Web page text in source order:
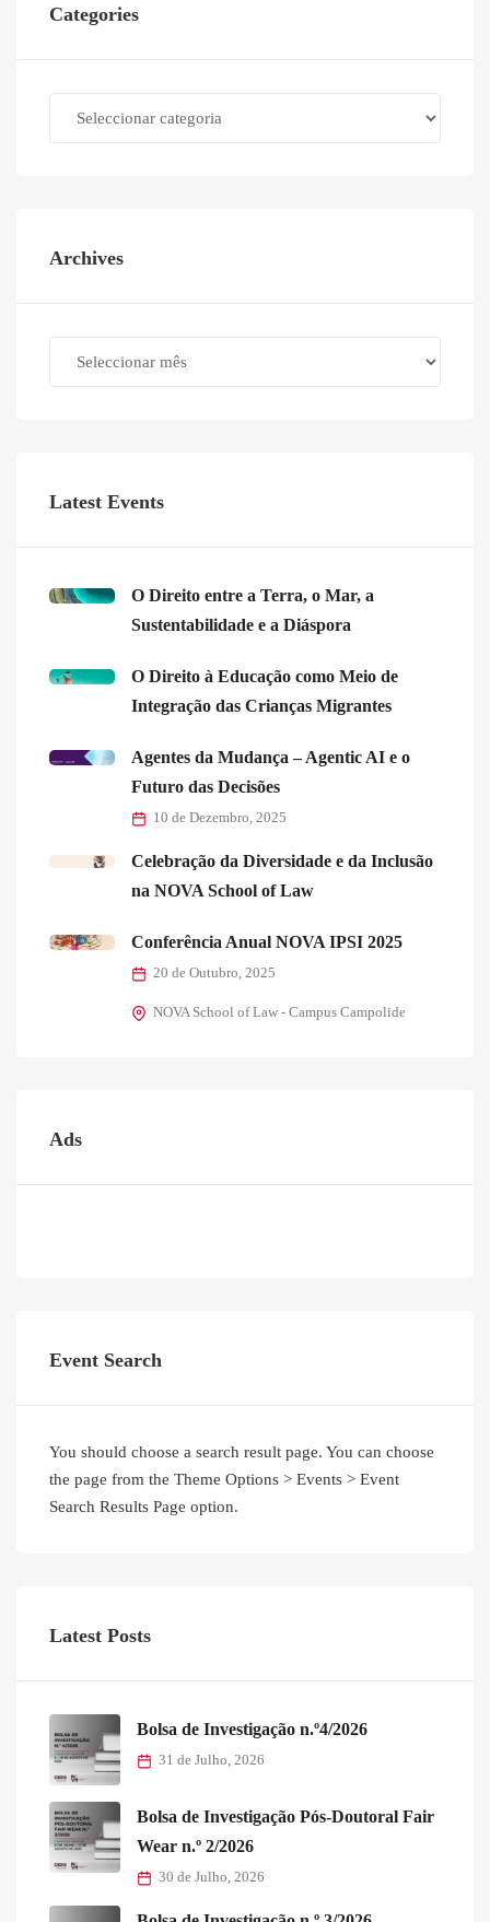
Categories
Archives
Latest Events
O Direito entre a Terra, o Mar, a
Sustentabilidade e a Diáspora
O Direito à Educação como Meio de
Integração das Crianças Migrantes
Agentes da Mudança – Agentic AI e o
Futuro das Decisões
10 de Dezembro, 2025
Celebração da Diversidade e da Inclusão
na NOVA School of Law
Conferência Anual NOVA IPSI 2025
20 de Outubro, 2025
NOVA School of Law - Campus Campolide
Ads
Event Search
You should choose a search result page. You can choose
the page from the Theme Options > Events > Event
Search Results Page option.
Latest Posts
Bolsa de Investigação n.º4/2026
31 de Julho, 2026
Bolsa de Investigação Pós-Doutoral Fair
Wear n.º 2/2026
30 de Julho, 2026